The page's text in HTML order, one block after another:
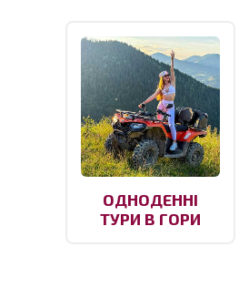
ОДНОДЕННІ
ТУРИ В ГОРИ